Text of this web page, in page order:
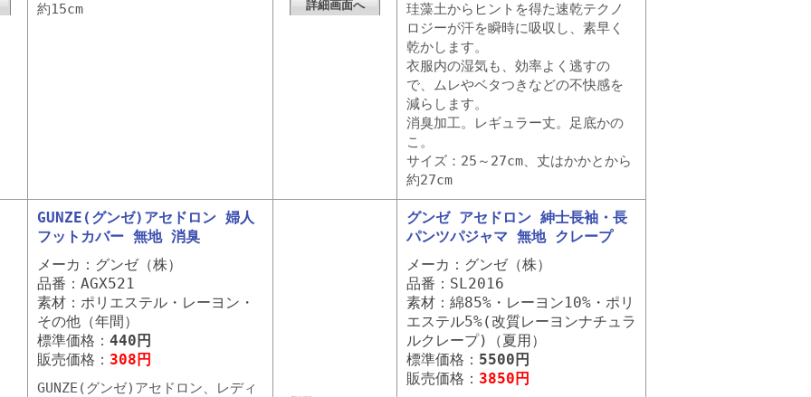
約15cm
詳細画面へ
珪藻土からヒントを得た速乾テクノ
ロジーが汗を瞬時に吸収し、素早く
乾かします。
衣服内の湿気も、効率よく逃すの
で、ムレやベタつきなどの不快感を
減らします。
消臭加工。レギュラー丈。足底かの
こ。
サイズ：25～27cm、丈はかかとから
約27cm
GUNZE(グンゼ)アセドロン 婦人
フットカバー 無地 消臭
メーカ：グンゼ（株）
品番：AGX521
素材：ポリエステル・レーヨン・
その他（年間）
標準価格： 440円
販売価格： 308円
GUNZE(グンゼ)アセドロン、レディ
グンゼ アセドロン 紳士長袖・長
パンツパジャマ 無地 クレープ
メーカ：グンゼ（株）
品番：SL2016
素材：綿85%・レーヨン10%・ポリ
エステル5%(改質レーヨンナチュラ
ルクレープ)（夏用）
標準価格： 5500円
販売価格： 3850円